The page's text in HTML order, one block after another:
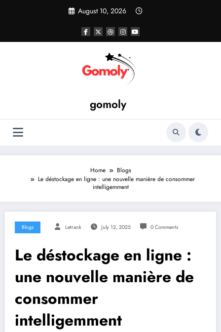
August 10, 2026
gomoly
Home
Blogs
Le déstockage en ligne : une nouvelle manière de consommer
intelligemment
Blogs Letrank July 12, 2025 0 Comments
Le déstockage en ligne :
une nouvelle manière de
consommer
intelligemment